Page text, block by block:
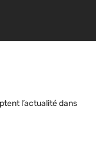
l’actualité dans